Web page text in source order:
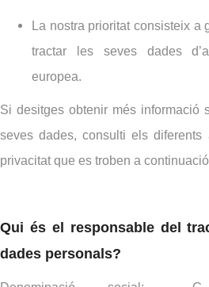
La nostra prioritat consisteix a
tractar les seves dades
europea.
Si desitges obtenir més informació
seves dades, consulti els
privacitat que es troben a
Qui és el responsable del
dades personals?